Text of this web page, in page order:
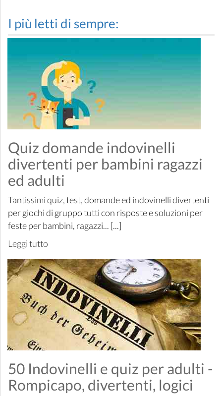
I più letti di sempre:
Quiz domande indovinelli
divertenti per bambini ragazzi
ed adulti
Tantissimi quiz, test, domande ed indovinelli divertenti
per giochi di gruppo tutti con risposte e soluzioni per
feste per bambini, ragazzi... [...]
Leggi tutto
50 Indovinelli e quiz per adulti -
Rompicapo, divertenti, logici